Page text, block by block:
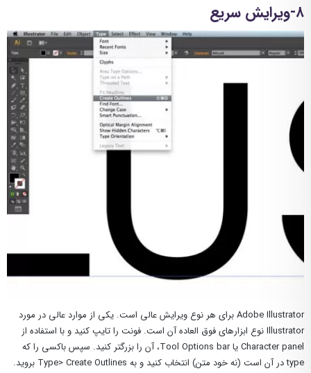
۸-ویرایش سریع
Adobe Illustrator برای هر نوع ویرایش عالی است. یکی از موارد عالی در مورد
Illustrator نوع ابزارهای فوق العاده آن است. فونت را تایپ کنید و با استفاده از
Character panel یا Tool Options bar، آن را بزرگتر کنید. سپس باکسی را که
type در آن است (نه خود متن) انتخاب کنید و به Type> Create Outlines بروید.